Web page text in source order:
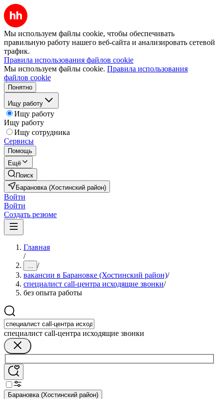
Мы используем файлы cookie, чтобы обеспечивать
правильную работу нашего веб-сайта и анализировать сетевой
трафик.
Правила использования файлов cookie
Мы используем файлы cookie. Правила использования
файлов cookie
Понятно
Ищу работу
Ищу работу
Ищу работу
Ищу сотрудника
Сервисы
Помощь
Ещё
Поиск
Барановка (Хостинский район)
Войти
Войти
Создать резюме
Главная
/
... /
вакансии в Барановке (Хостинский район)/
специалист call-центра исходящие звонки/
без опыта работы
специалист call-центра исходящие звонки
Барановка (Хостинский район)